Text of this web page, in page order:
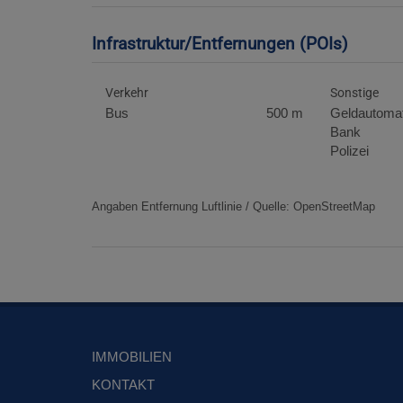
Infrastruktur/Entfernungen (POIs)
Verkehr
Bus 500 m
Sonstige
Bank
Polizei
Angaben Entfernung Luftlinie / Quelle: OpenStreetMap
IMMOBILIEN
KONTAKT